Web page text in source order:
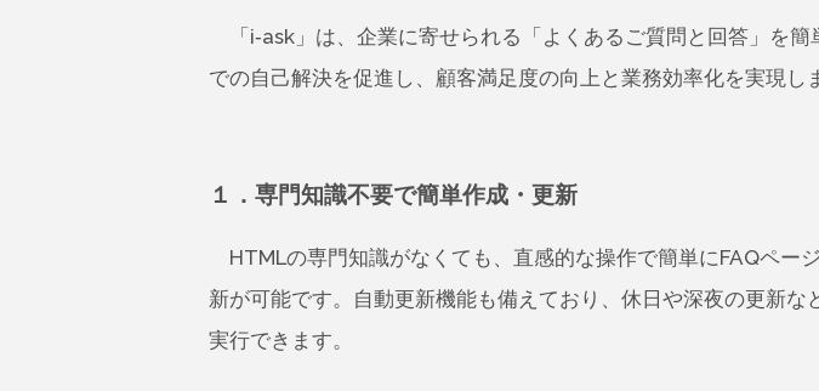
「i-ask」は、企業に寄せられる「よくあるご質問と回答」を
での自己解決を促進し、顧客満足度の向上と業務効率化を実現し
１．専門知識不要で簡単作成・更新
HTMLの専門知識がなくても、直感的な操作で簡単にFAQペー
新が可能です。自動更新機能も備えており、休日や深夜の更新な
実行できます。